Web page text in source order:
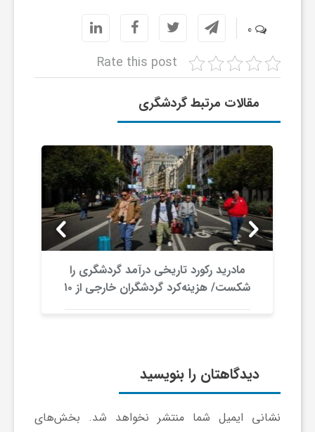
Rate this post
0
مقالات مرتبط گردشگری
مادرید رکورد تاریخی درآمد گردشگری را
شکست/ هزینه‌کرد گردشگران خارجی از ۱۰
میلیارد یورو فراتر رفت
دیدگاهتان را بنویسید
نشانی ایمیل شما منتشر نخواهد شد. بخش‌های